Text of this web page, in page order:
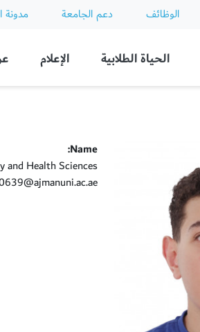
الوظائف دعم الجامعة مدونة
الحياة الطلابية الإعلام
Name:
and Health Sciences